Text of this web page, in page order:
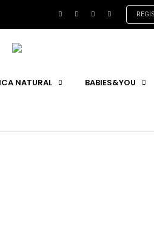
NATURAL BABIES&YOU